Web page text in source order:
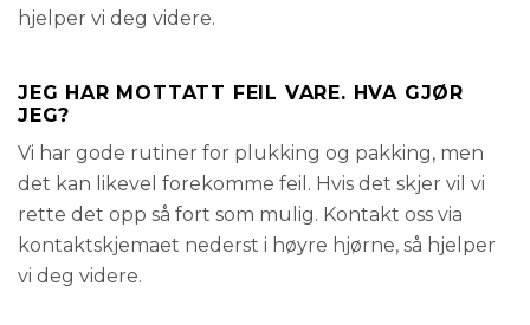
hjelper vi deg videre.
JEG HAR MOTTATT FEIL VARE. HVA GJØR
JEG?
Vi har gode rutiner for plukking og pakking, men
det kan likevel forekomme feil. Hvis det skjer vil vi
rette det opp så fort som mulig. Kontakt oss via
kontaktskjemaet nederst i høyre hjørne, så hjelper
vi deg videre.